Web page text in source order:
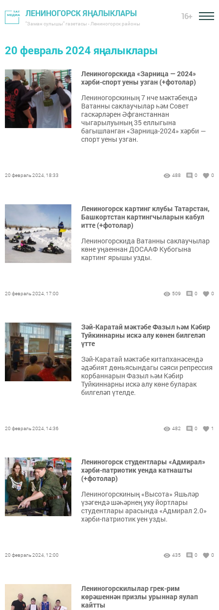
ЛЕНИНОГОРСК ЯҢАЛЫКЛАРЫ
"Заман сулышы" газетасы - Лениногорск районы
16+
20 февраль 2024 яңалыклары
Лениногорскида «Зарница — 2024»
хәрби-спорт уены узган (+фотолар)
Лениногорскиның 7 нче мәктәбендә
Ватанны саклаучылар һәм Совет
гаскәрләрен Әфганстаннан
чыгарылуының 35 еллыгына
багышланган «Зарница-2024» хәрби —
спорт уены узган.
20 февраль 2024, 18:33 488 0 0
Лениногорск картинг клубы Татарстан,
Башкортстан картингчыларын кабул
итте (+фотолар)
Лениногорскида Ватанны саклаучылар
көне уңаеннан ДОСААФ Кубогына
картинг ярышы узды.
20 февраль 2024, 17:00 509 0 0
Зәй-Каратай мәктәбе Фазыл һәм Кәбир
Туйкиннарны искә алу көнен билгеләп
үтте
Зәй-Каратай мәктәбе китапханәсендә
әдәбият дөньясындагы сәяси репрессия
корбаннарын Фазыл һәм Кәбир
Туйкиннарны искә алу көне буларак
билгеләп үтелде.
20 февраль 2024, 14:36 482 0 1
Лениногорск студентлары «Адмирал»
хәрби-патриотик уенда катнашты
(+фотолар)
Лениногорскиның «Высота» Яшьләр
үзәгендә шәһәрнең уку йортлары
студентлары арасында «Адмирал 2.0»
хәрби-патриотик уен узды.
20 февраль 2024, 12:00 435 0 0
Лениногорскилылар грек-рим
көрәшеннән призлы урыннар яулап
кайтты